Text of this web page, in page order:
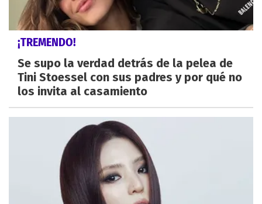
¡TREMENDO!
Se supo la verdad detrás de la pelea de
Tini Stoessel con sus padres y por qué no
los invita al casamiento